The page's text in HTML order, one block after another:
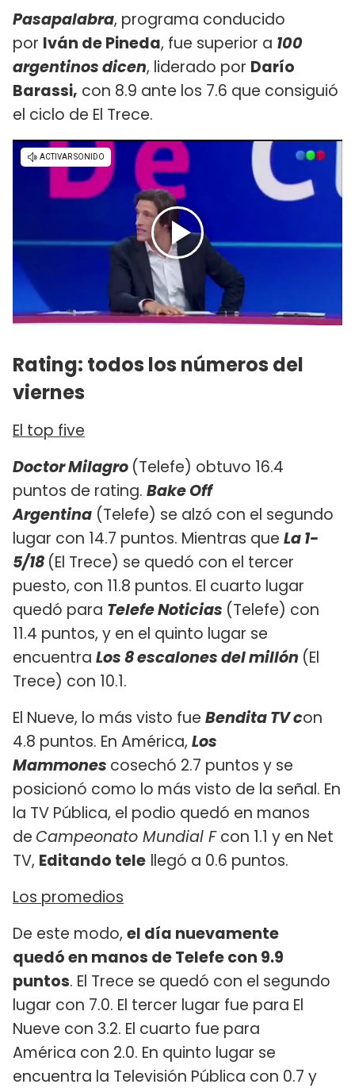
Pasapalabra, programa conducido
por Iván de Pineda, fue superior a 100
argentinos dicen, liderado por Darío
Barassi, con 8.9 ante los 7.6 que consiguió
el ciclo de El Trece.
Rating: todos los números del
viernes
El top five
Doctor Milagro (Telefe) obtuvo 16.4
puntos de rating. Bake Off
Argentina (Telefe) se alzó con el segundo
lugar con 14.7 puntos. Mientras que La 1-
5/18 (El Trece) se quedó con el tercer
puesto, con 11.8 puntos. El cuarto lugar
quedó para Telefe Noticias (Telefe) con
11.4 puntos, y en el quinto lugar se
encuentra Los 8 escalones del millón (El
Trece) con 10.1.
El Nueve, lo más visto fue Bendita TV con
4.8 puntos. En América, Los
Mammones cosechó 2.7 puntos y se
posicionó como lo más visto de la señal. En
la TV Pública, el podio quedó en manos
de Campeonato Mundial Fcon 1.1 y en Net
TV, Editando tele llegó a 0.6 puntos.
Los promedios
De este modo, el día nuevamente
quedó en manos de Telefe con 9.9
puntos. El Trece se quedó con el segundo
lugar con 7.0. El tercer lugar fue para El
Nueve con 3.2. El cuarto fue para
América con 2.0. En quinto lugar se
encuentra la Televisión Pública con 0.7 y